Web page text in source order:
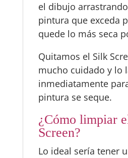
el dibujo
pintura que exceda
quede lo más seca
Quitamos el Silk
mucho cuidado y lo
inmediatamente
pintura se seque.
¿Cómo limpiar
Screen?
Lo ideal sería tener